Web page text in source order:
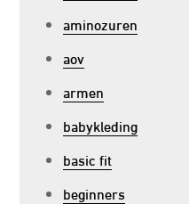
aminozuren
aov
armen
babykleding
basic fit
beginners